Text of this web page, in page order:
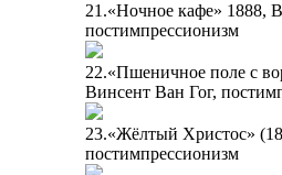
21.«Ночное кафе» 1888,
постимпрессионизм
22.«Пшеничное поле с
Винсент Ван Гог,
23.«Жёлтый Христос»
постимпрессионизм